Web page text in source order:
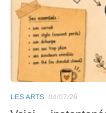
LES ARTS 04/07/26